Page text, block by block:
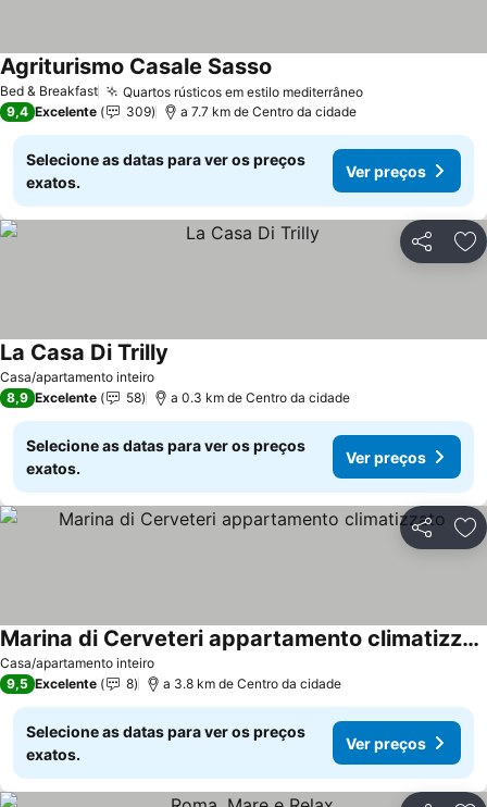
Bed & Breakfast Quartos rústicos em estilo mediterrâneoVer preços
Agriturismo Casale Sasso
9,4 Excelente 309 a 7.7 km de Centro da cidade
Selecione as datas para ver os preços
exatos.
Ver preços
Partilhar
Casa/apartamento inteiro
La Casa Di Trilly
8,9 Excelente 58 a 0.3 km de Centro da cidade
Selecione as datas para ver os preços
exatos.
Ver preços
Partilhar
Casa/apartamento inteiro
Marina di Cerveteri appartamento climatizzato
Ver preços
9,5 Excelente 8 a 3.8 km de Centro da cidade
Selecione as datas para ver os preços
exatos.
Ver preços